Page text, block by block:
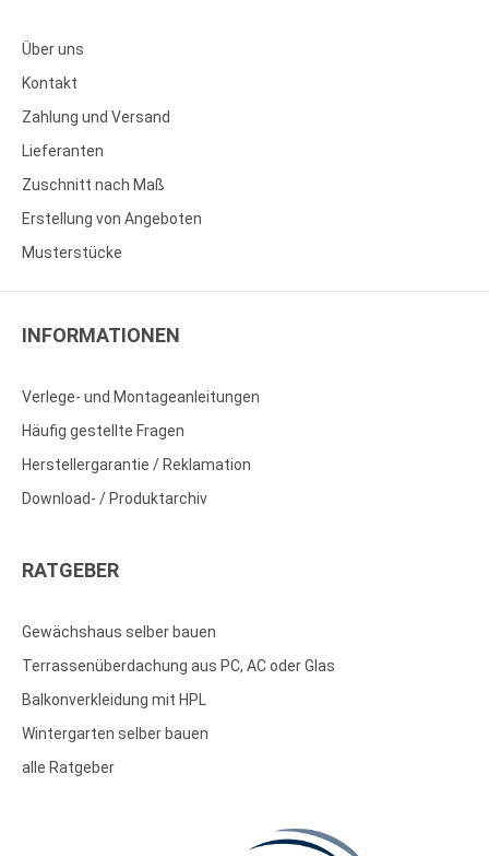
Über uns
Kontakt
Zahlung und Versand
Lieferanten
Zuschnitt nach Maß
Erstellung von Angeboten
Musterstücke
INFORMATIONEN
Verlege- und Montageanleitungen
Häufig gestellte Fragen
Herstellergarantie / Reklamation
Download- / Produktarchiv
RATGEBER
Gewächshaus selber bauen
Terrassenüberdachung aus PC, AC oder Glas
Balkonverkleidung mit HPL
Wintergarten selber bauen
alle Ratgeber